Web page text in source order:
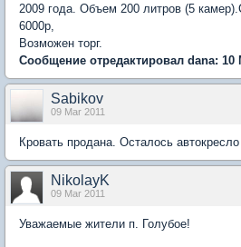
2009 года. Объем 200 литров (5
6000р,
Возможен торг.
Сообщение отредактировал dana: 10
Sabikov
09 Mar 2011
Кровать продана. Осталось автокресло
NikolayK
09 Mar 2011
Уважаемые жители п. Голубое!